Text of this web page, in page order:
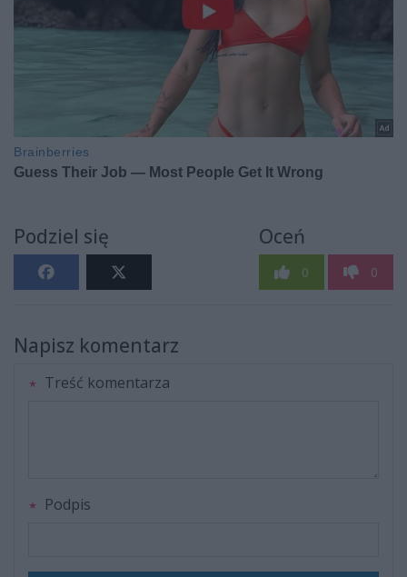
Podziel się Oceń
0 0
Napisz komentarz
Treść komentarza
Podpis